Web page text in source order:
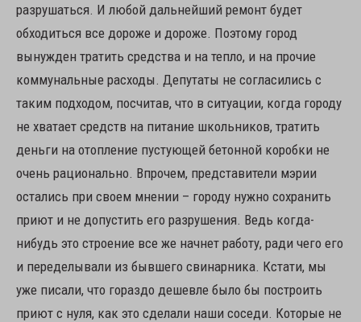
разрушаться. И любой дальнейший ремонт будет
обходиться все дороже и дороже. Поэтому город
вынужден тратить средства и на тепло, и на прочие
коммунальные расходы. Депутаты не согласились с
таким подходом, посчитав, что в ситуации, когда городу
не хватает средств на питание школьников, тратить
деньги на отопление пустующей бетонной коробки не
очень рационально. Впрочем, представители мэрии
остались при своем мнении – городу нужно сохранить
приют и не допустить его разрушения. Ведь когда-
нибудь это строение все же начнет работу, ради чего его
и переделывали из бывшего свинарника. Кстати, мы
уже писали, что гораздо дешевле было бы построить
приют с нуля, как это сделали наши соседи. Которые не